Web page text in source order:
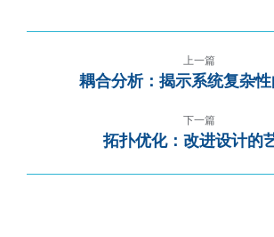
上一篇
耦合分析：揭示系统复杂
下一篇
拓扑优化：改进设计的